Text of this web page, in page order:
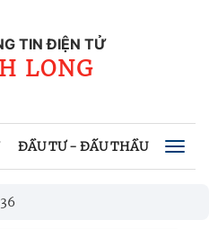
TIN ĐIỆN TỬ
LONG
ĐẦU TƯ - ĐẤU THẦU HỆ
36